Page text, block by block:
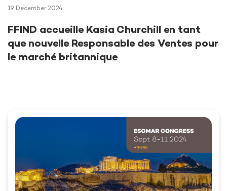
19 December 2024
FFIND accueille Kasia Churchill en tant
que nouvelle Responsable des Ventes pour
le marché britannique